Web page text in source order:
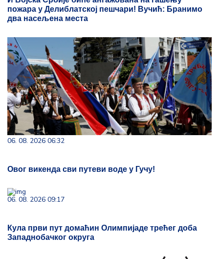
пожара у Делиблатској пешчари! Вучић: Бранимо
два насељена места
06. 08. 2026 06:32
Овог викенда сви путеви воде у Гучу!
06. 08. 2026 09:17
Кула први пут домаћин Олимпијаде трећег доба
Западнобачког округа